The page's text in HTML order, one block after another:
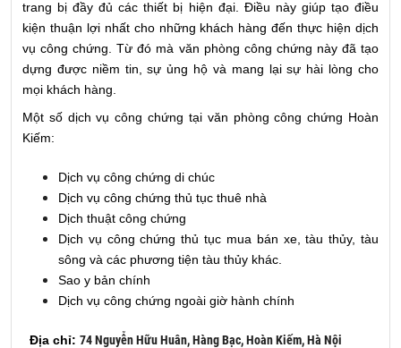
trang bị đầy đủ các thiết bị hiện đại. Điều này giúp tạo điều
kiện thuận lợi nhất cho những khách hàng đến thực hiện dịch
vụ công chứng. Từ đó mà văn phòng công chứng này đã tạo
dựng được niềm tin, sự ủng hộ và mang lại sự hài lòng cho
mọi khách hàng.
Một số dịch vụ công chứng tại văn phòng công chứng Hoàn
Kiếm:
Dịch vụ công chứng di chúc
Dịch vụ công chứng thủ tục thuê nhà
Dịch thuật công chứng
Dịch vụ công chứng thủ tục mua bán xe, tàu thủy, tàu
sông và các phương tiện tàu thủy khác.
Sao y bản chính
Dịch vụ công chứng ngoài giờ hành chính
Địa chỉ: 74 Nguyễn Hữu Huân, Hàng Bạc, Hoàn Kiếm, Hà Nội